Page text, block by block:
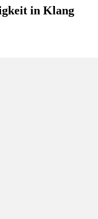
in Klang